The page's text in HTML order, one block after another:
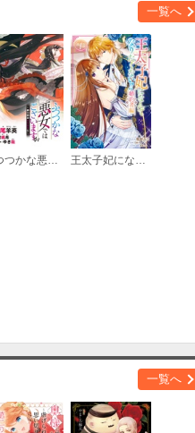
購入する
購入する
一覧へ
ふつつかな悪女ではございますが ～雛宮蝶鼠とりかえ伝～ 連載版 王太子妃になんてなりたくない！！ 婚約者編
一覧へ